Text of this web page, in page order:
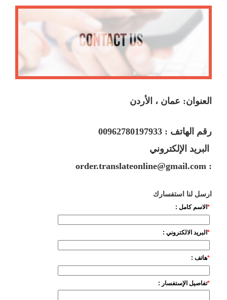
العنوان: عمان ، الأردن
رقم الهاتف : 00962780197933
البريد الإلكتروني
:
order.translateonline@gmail.com
ارسل لنا استفسارك
*الاسم كامل :
*البريد الالكتروني :
*هاتف :
*تفاصيل الإستفسار :